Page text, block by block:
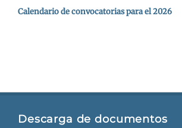
Calendario de convocatorias para el 2026
Descarga de documentos